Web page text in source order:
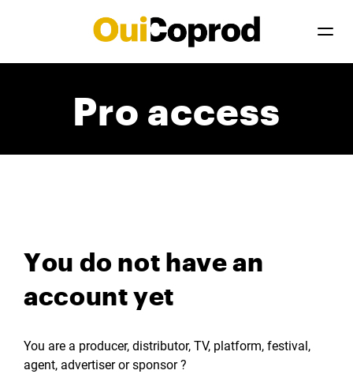
Pro access
You do not have an
account yet
You are a producer, distributor, TV, platform, festival,
agent, advertiser or sponsor ?